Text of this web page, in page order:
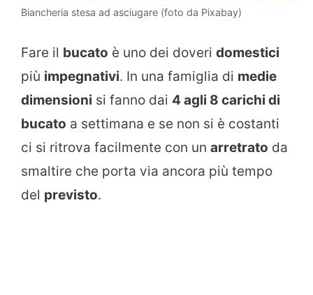
Biancheria stesa ad asciugare (foto da Pixabay)
Fare il bucato è uno dei doveri domestici
più impegnativi. In una famiglia di medie
dimensioni si fanno dai 4 agli 8 carichi di
bucato a settimana e se non si è costanti
ci si ritrova facilmente con un arretrato da
smaltire che porta via ancora più tempo
del previsto.